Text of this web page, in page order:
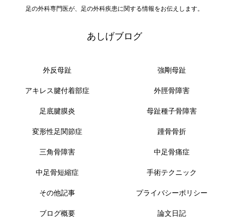
足の外科専門医が、足の外科疾患に関する情報をお伝えします。
あしげブログ
外反母趾 強剛母趾
アキレス腱付着部症 外脛骨障害
足底腱膜炎 母趾種子骨障害
変形性足関節症 踵骨骨折
三角骨障害 中足骨痛症
中足骨短縮症 手術テクニック
その他記事 プライバシーポリシー
ブログ概要 論文日記